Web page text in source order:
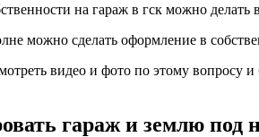
на гараж в гск можно делать
можно сделать оформление в
видео и фото по этому вопросу
гараж и землю под